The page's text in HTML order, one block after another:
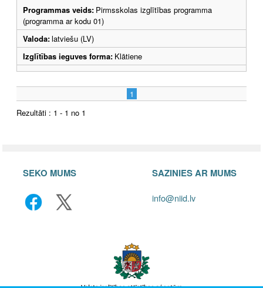
Programmas veids: Pirmsskolas izglītības programma
(programma ar kodu 01)
Valoda:latviešu (LV)
Izglītības ieguves forma: Klātiene
1
Rezultāti : 1 - 1 no 1
SEKO MUMS SAZINIES AR MUMS
info@niid.lv